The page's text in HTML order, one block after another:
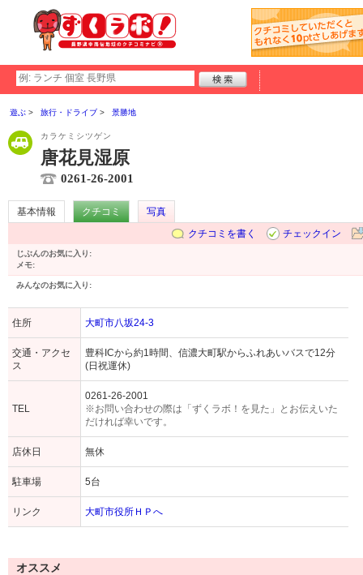
遊ぶ 旅行・ドライブ 景勝地
カラケミシツゲン
唐花見湿原
0261-26-2001
基本情報 クチコミ
写真
クチコミを書く
チェックイン
じぶんのお気に入り:
メモ:
みんなのお気に入り:
住所 大町市八坂24-3
交通・アクセ
ス
豊科ICから約1時間、信濃大町駅からふれあいバスで12分
(日祝運休)
TEL
0261-26-2001
※お問い合わせの際は「ずくラボ！を見た」とお伝えいた
だければ幸いです。
店休日 無休
駐車場 5台
リンク 大町市役所ＨＰへ
オススメ